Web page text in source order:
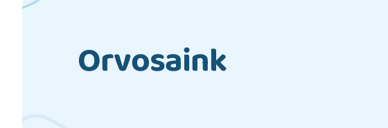
Orvosaink